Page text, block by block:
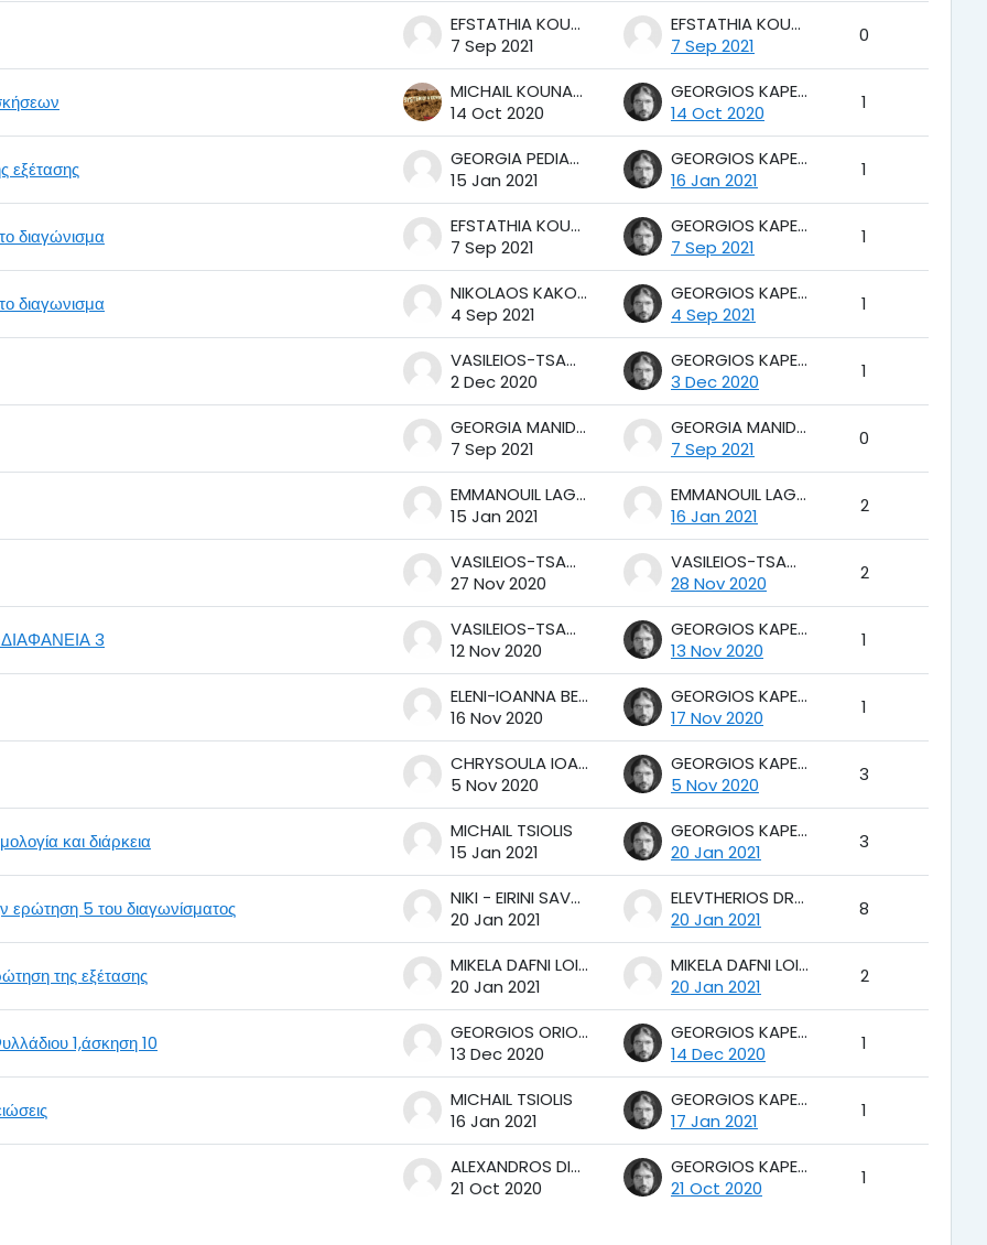
EFSTATHIA KOUTOMANOU
7 Sep 2021
EFSTATHIA KOUTOMANOU
7 Sep 2021
0
MICHAIL KOUNATIDIS
14 Oct 2020
GEORGIOS KAPETANAKIS
14 Oct 2020
1
εξέτασης
GEORGIA PEDIADITAKI
15 Jan 2021
GEORGIOS KAPETANAKIS
16 Jan 2021
1
διαγώνισμα
EFSTATHIA KOUTOMANOU
7 Sep 2021
GEORGIOS KAPETANAKIS
7 Sep 2021
1
διαγωνισμα
NIKOLAOS KAKOURIS
4 Sep 2021
GEORGIOS KAPETANAKIS
4 Sep 2021
1
VASILEIOS-TSAMPIKOS KARAGIANNIS
2 Dec 2020
GEORGIOS KAPETANAKIS
3 Dec 2020
1
GEORGIA MANIDAKI
7 Sep 2021
GEORGIA MANIDAKI
7 Sep 2021
0
EMMANOUIL LAGOUDAKIS
15 Jan 2021
EMMANOUIL LAGOUDAKIS
16 Jan 2021
2
VASILEIOS-TSAMPIKOS KARAGIANNIS
27 Nov 2020
VASILEIOS-TSAMPIKOS KARAGIANNIS
28 Nov 2020
2
3
VASILEIOS-TSAMPIKOS KARAGIANNIS
12 Nov 2020
GEORGIOS KAPETANAKIS
13 Nov 2020
1
ELENI-IOANNA BEKIARI
16 Nov 2020
GEORGIOS KAPETANAKIS
17 Nov 2020
1
CHRYSOULA IOANNIDOU
5 Nov 2020
GEORGIOS KAPETANAKIS
5 Nov 2020
3
και διάρκεια
MICHAIL TSIOLIS
15 Jan 2021
GEORGIOS KAPETANAKIS
20 Jan 2021
3
ερώτηση 5 του διαγωνίσματος
NIKI - EIRINI SAVVA
20 Jan 2021
ELEVTHERIOS DRAMITINOS
20 Jan 2021
8
της εξέτασης
MIKELA DAFNI LOIZOU MANSKE
20 Jan 2021
MIKELA DAFNI LOIZOU MANSKE
20 Jan 2021
2
1,άσκηση 10
GEORGIOS ORIONAS DIONYSOPOULOS
13 Dec 2020
GEORGIOS KAPETANAKIS
14 Dec 2020
1
MICHAIL TSIOLIS
16 Jan 2021
GEORGIOS KAPETANAKIS
17 Jan 2021
1
ALEXANDROS DIMITRIOS SYRIGONAKIS
21 Oct 2020
GEORGIOS KAPETANAKIS
21 Oct 2020
1